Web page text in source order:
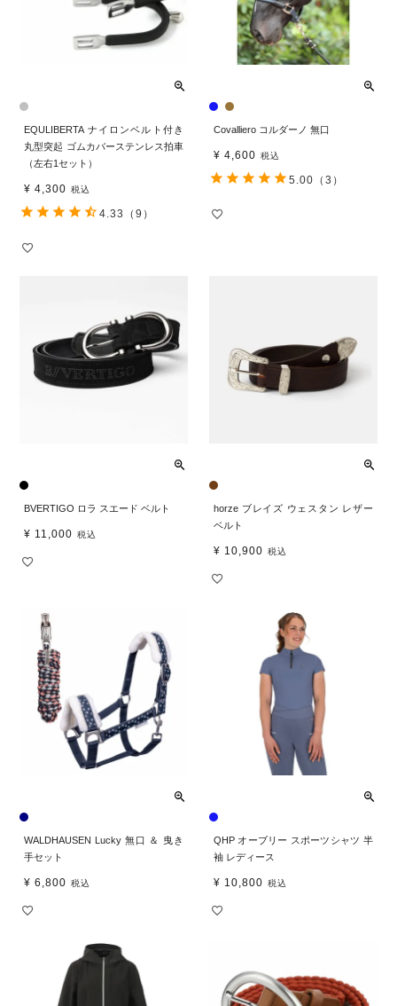
EQULIBERTA ナイロンベルト付き
丸型突起 ゴムカバーステンレス拍車
（左右1セット）
¥ 4,300 税込
4.33 （9）
Covalliero コルダーノ 無口
¥ 4,600 税込
5.00 （3）
BVERTIGO ロラ スエード ベルト
¥ 11,000 税込
horze ブレイズ ウェスタン レザー
ベルト
¥ 10,900 税込
WALDHAUSEN Lucky 無口 ＆ 曳き
手セット
¥ 6,800 税込
QHP オーブリー スポーツシャツ 半
袖 レディース
¥ 10,800 税込